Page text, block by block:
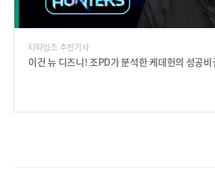
티타임즈 추천기사
이건 뉴 디즈니! 조PD가 분석한 케데헌의 성공비